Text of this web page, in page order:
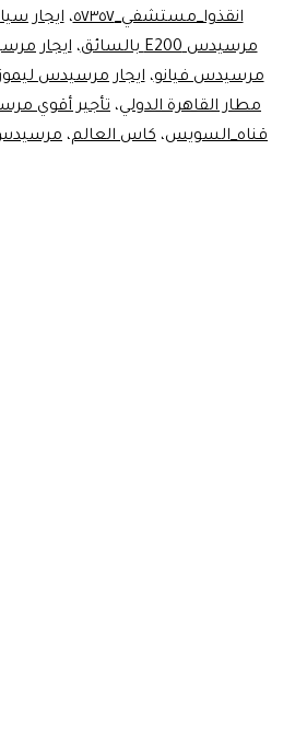
انقذوا_مستشفي_٥٧٣٥٧
،ايجار
مرسيدس E200 بالسائق
،ايجار
مرسيدس فيانو،ايجار مرسيدس
مطار القاهرة الدولي، تأجير أقوي
قناه_السويس، كاس العالم، مرسيدس